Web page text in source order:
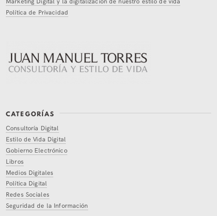
Política de Privacidad
CATEGORÍAS
Consultoría Digital
Estilo de Vida Digital
Gobierno Electrónico
Libros
Medios Digitales
Política Digital
Redes Sociales
Seguridad de la Información